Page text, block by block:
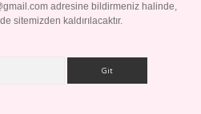
adresine bildirmeniz halinde,
sitemizden kaldırılacaktır.